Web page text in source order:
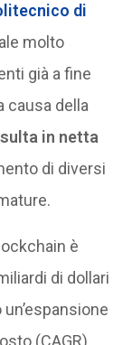
di
molto
già a fine
causa della
in netta
di diversi
è
di dollari
(CAGR)